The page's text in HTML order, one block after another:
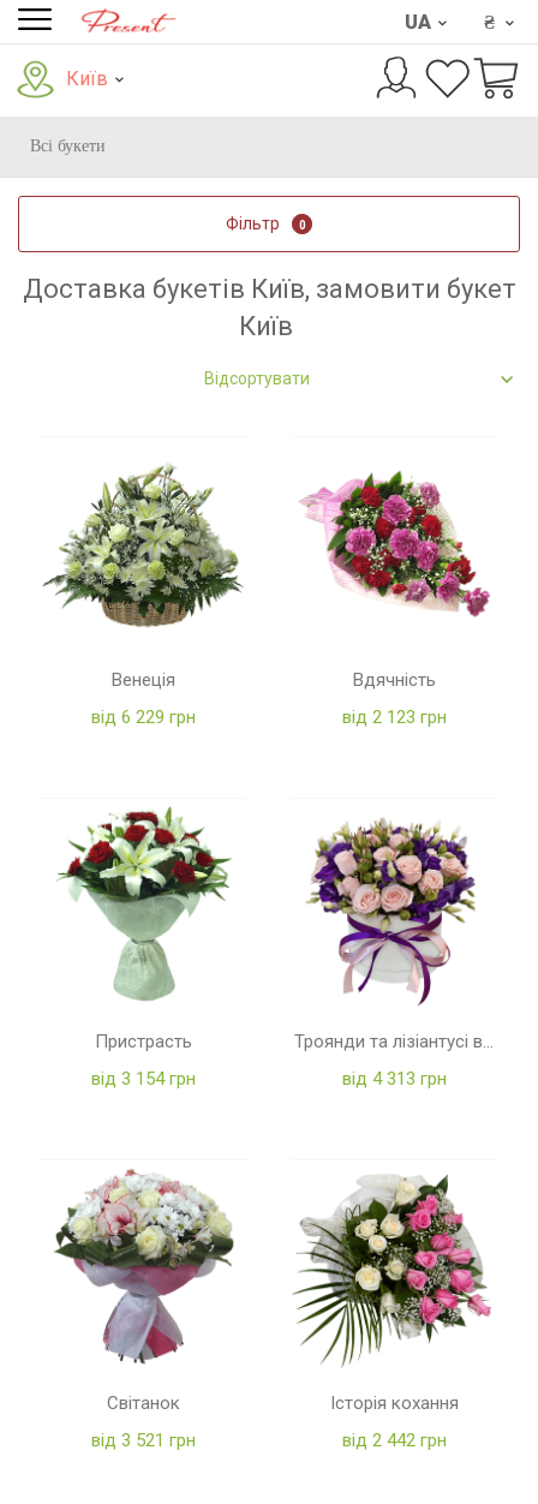
UA ₴
Київ
Всі букети
Фільтр 0
Доставка букетів Київ, замовити букет
Київ
Відсортувати
Венеція
від 6 229 грн
Вдячність
від 2 123 грн
Пристрасть
від 3 154 грн
Троянди та лізіантусі в коробці
від 4 313 грн
Світанок
від 3 521 грн
Історія кохання
від 2 442 грн